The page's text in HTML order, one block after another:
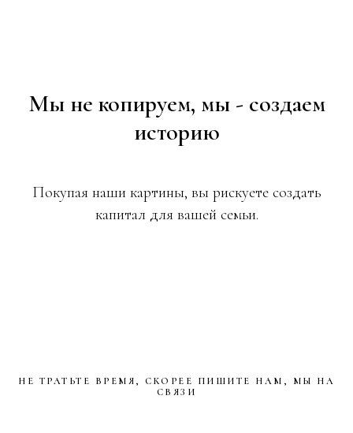
Мы не копируем, мы - создаем
историю
Покупая наши картины, вы рискуете создать
капитал для вашей семьи.
НЕ ТРАТЬТЕ ВРЕМЯ, СКОРЕЕ ПИШИТЕ НАМ, МЫ НА
СВЯЗИ